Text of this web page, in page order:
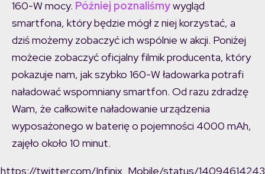
160-W mocy. Później poznaliśmywygląd
smartfona, który będzie mógł z niej korzystać, a
dziś możemy zobaczyć ich wspólnie w akcji. Poniżej
możecie zobaczyć oficjalny filmik producenta, który
pokazuje nam, jak szybko 160-W ładowarka potrafi
naładować wspomniany smartfon. Od razu zdradzę
Wam, że całkowite naładowanie urządzenia
wyposażonego w baterię o pojemności 4000 mAh,
zajęło około 10 minut.
https://twitter.com/Infinix_Mobile/status/14094614243